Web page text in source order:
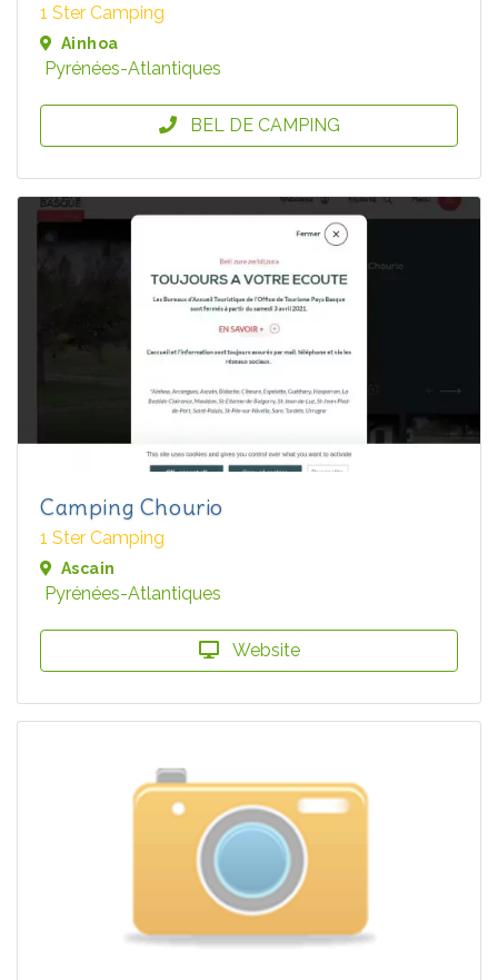
1 Ster Camping
Ainhoa
Pyrénées-Atlantiques
BEL DE CAMPING
Camping Chourio
1 Ster Camping
Ascain
Pyrénées-Atlantiques
Website